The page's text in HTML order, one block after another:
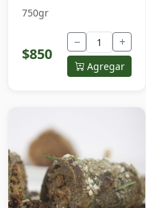
750gr
$850
− +
Agregar